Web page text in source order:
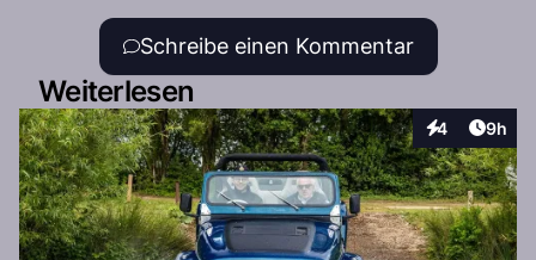
Schreibe einen Kommentar
Weiterlesen
4
Interaktionen
9h